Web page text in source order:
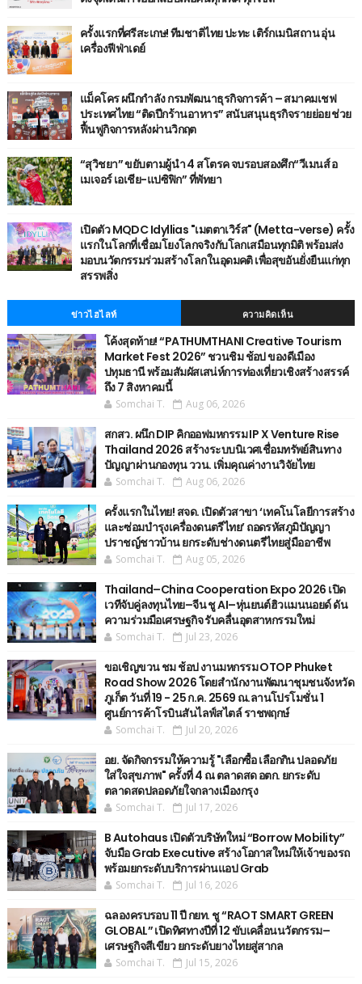
ครั้งแรกที่ศรีสะเกษ! ทีมชาติไทย ปะทะ เติร์กเมนิสถาน อุ่น
เครื่องฟีฟ่าเดย์
แม็คโคร ผนึกกำลัง กรมพัฒนาธุรกิจการค้า – สมาคมเชฟ
ประเทศไทย “ติดปีกร้านอาหาร” สนับสนุนธุรกิจรายย่อย ช่วย
ฟื้นฟูกิจการหลังผ่านวิกฤต
“สุวิชยา” ขยับตามผู้นำ 4 สโตรค จบรอบสองศึก“วีเมนส์ อ
เมเจอร์ เอเชีย-แปซิฟิก” ที่พัทยา
เปิดตัว MQDC Idyllias "เมตตาเวิร์ส" (Metta-verse) ครั้ง
แรกในโลกที่เชื่อมโยงโลกจริงกับโลกเสมือนทุกมิติ พร้อมส่ง
มอบนวัตกรรมร่วมสร้างโลกในอุดมคติ เพื่อสุขอันยั่งยืนแก่ทุก
สรรพสิ่ง
ข่าวไฮไลท์ ความคิดเห็น
โค้งสุดท้าย! “PATHUMTHANI Creative Tourism
Market Fest 2026” ชวนชิม ช้อป ของดีเมือง
ปทุมธานี พร้อมสัมผัสเสน่ห์การท่องเที่ยวเชิงสร้างสรรค์
ถึง 7 สิงหาคมนี้
Somchai T. Aug 06, 2026
สกสว. ผนึก DIP คิกออฟมหกรรม IP X Venture Rise
Thailand 2026 สร้างระบบนิเวศเชื่อมทรัพย์สินทาง
ปัญญาผ่านกองทุน ววน. เพิ่มคุณค่างานวิจัยไทย
Somchai T. Aug 06, 2026
ครั้งแรกในไทย! สจด. เปิดตัวสาขา ‘เทคโนโลยีการสร้าง
และซ่อมบำรุงเครื่องดนตรีไทย’ ​ถอดรหัสภูมิปัญญา
ปราชญ์ชาวบ้าน ยกระดับช่างดนตรีไทยสู่มืออาชีพ
Somchai T. Aug 05, 2026
Thailand–China Cooperation Expo 2026 เปิด
เวทีจับคู่ลงทุนไทย–จีน ชู AI–หุ่นยนต์ฮิวแมนนอยด์ ดัน
ความร่วมมือเศรษฐกิจ รับคลื่นอุตสาหกรรมใหม่
Somchai T. Jul 23, 2026
ขอเชิญขวน ชม ช้อป งานมหกรรม OTOP Phuket
Road Show 2026 โดยสำนักงานพัฒนาชุมชนจังหวัด
ภูเก็ต วันที่ 19 - 25 ก.ค. 2569 ณ.ลานโปรโมชั่น 1
ศูนย์การค้าโรบินสันไลฟ์สไตล์ ราชพฤกษ์
Somchai T. Jul 20, 2026
อย. จัดกิจกรรมให้ความรู้ "เลือกซื้อ เลือกกิน ปลอดภัย
ใส่ใจสุขภาพ" ครั้งที่ 4 ณ ตลาดสด อตก. ยกระดับ
ตลาดสดปลอดภัยใจกลางเมืองกรุง
Somchai T. Jul 17, 2026
B Autohaus เปิดตัวบริษัทใหม่ “Borrow Mobility”
จับมือ Grab Executive สร้างโอกาสใหม่ให้เจ้าของรถ
พร้อมยกระดับบริการผ่านแอป Grab
Somchai T. Jul 16, 2026
ฉลองครบรอบ 11 ปี กยท. ชู “RAOT SMART GREEN
GLOBAL” เปิดทิศทางปีที่ 12 ขับเคลื่อนนวัตกรรม–
เศรษฐกิจสีเขียว ยกระดับยางไทยสู่สากล
Somchai T. Jul 15, 2026